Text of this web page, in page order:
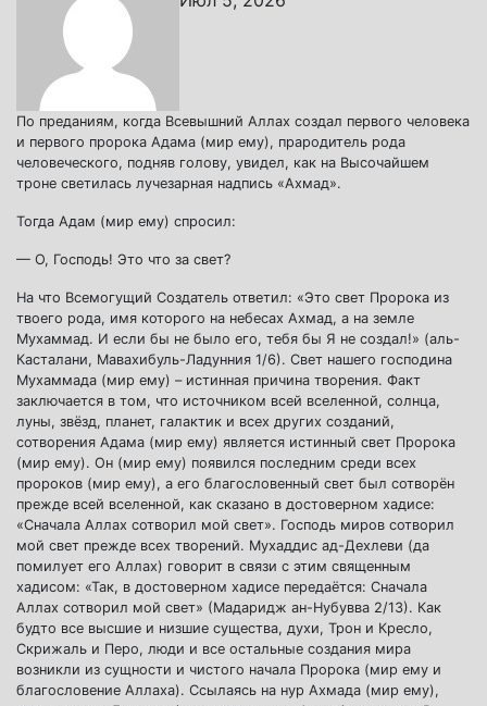
По преданиям, когда Всевышний Аллах создал первого человека
и первого пророка Адама (мир ему), прародитель рода
человеческого, подняв голову, увидел, как на Высочайшем
троне светилась лучезарная надпись «Ахмад».
Тогда Адам (мир ему) спросил:
— О, Господь! Это что за свет?
На что Всемогущий Создатель ответил: «Это свет Пророка из
твоего рода, имя которого на небесах Ахмад, а на земле
Мухаммад. И если бы не было его, тебя бы Я не создал!» (аль-
Касталани, Мавахибуль-Ладунния 1/6). Свет нашего господина
Мухаммада (мир ему) – истинная причина творения. Факт
заключается в том, что источником всей вселенной, солнца,
луны, звёзд, планет, галактик и всех других созданий,
сотворения Адама (мир ему) является истинный свет Пророка
(мир ему). Он (мир ему) появился последним среди всех
пророков (мир ему), а его благословенный свет был сотворён
прежде всей вселенной, как сказано в достоверном хадисе:
«Сначала Аллах сотворил мой свет». Господь миров сотворил
мой свет прежде всех творений. Мухаддис ад-Дехлеви (да
помилует его Аллах) говорит в связи с этим священным
хадисом: «Так, в достоверном хадисе передаётся: Сначала
Аллах сотворил мой свет» (Мадаридж ан-Нубувва 2/13). Как
будто все высшие и низшие существа, духи, Трон и Кресло,
Скрижаль и Перо, люди и все остальные создания мира
возникли из сущности и чистого начала Пророка (мир ему и
благословение Аллаха). Ссылаясь на нур Ахмада (мир ему),